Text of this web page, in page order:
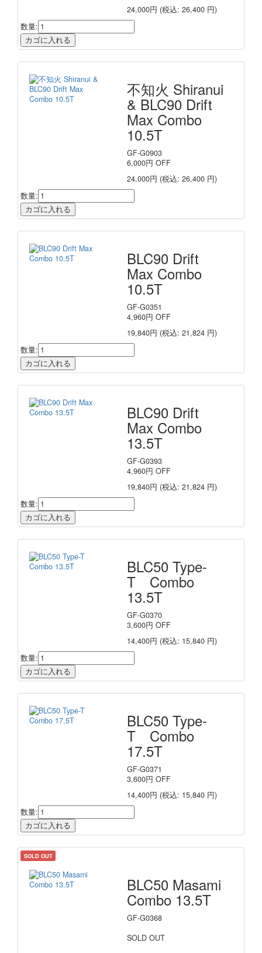
24,000円 (税込: 26,400 円)
数量:
不知火 Shiranui
& BLC90 Drift
Max Combo
10.5T
GF-G0903
6,000円 OFF
24,000円 (税込: 26,400 円)
数量:
BLC90 Drift
Max Combo
10.5T
GF-G0351
4,960円 OFF
19,840円 (税込: 21,824 円)
数量:
BLC90 Drift
Max Combo
13.5T
GF-G0393
4,960円 OFF
19,840円 (税込: 21,824 円)
数量:
BLC50 Type-
T Combo
13.5T
GF-G0370
3,600円 OFF
14,400円 (税込: 15,840 円)
数量:
BLC50 Type-
T Combo
17.5T
GF-G0371
3,600円 OFF
14,400円 (税込: 15,840 円)
数量:
SOLD OUT
BLC50 Masami
Combo 13.5T
GF-G0368
SOLD OUT